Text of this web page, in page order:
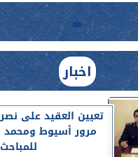
اخبار
تعيين العقيد على
مرور أسيوط ومحمد
للمباحث